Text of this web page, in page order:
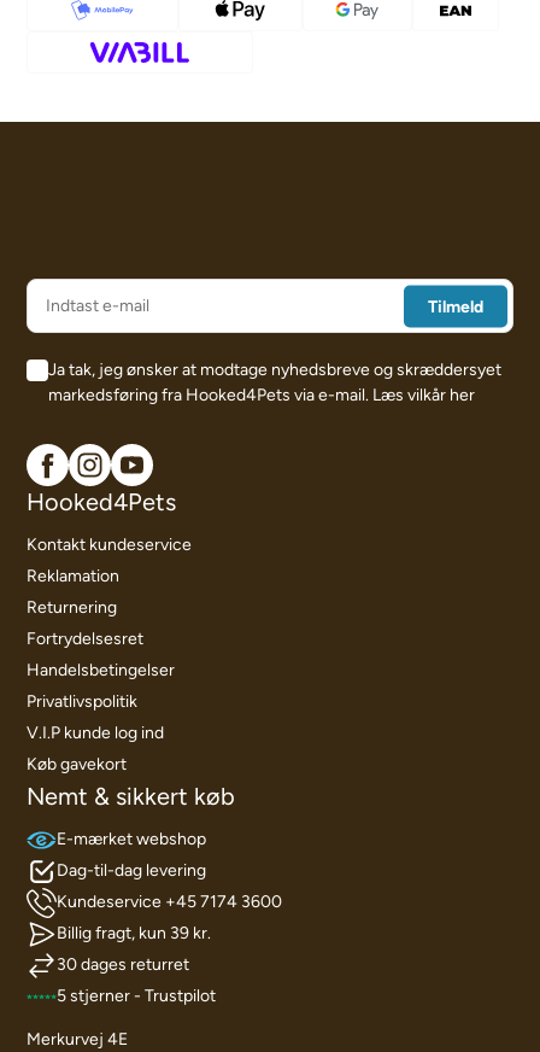
Ja tak, jeg ønsker at modtage nyhedsbreve og skræddersyet
markedsføring fra Hooked4Pets via e-mail. Læs vilkår her
Hooked4Pets
Kontakt kundeservice
Reklamation
Returnering
Fortrydelsesret
Handelsbetingelser
Privatlivspolitik
V.I.P kunde log ind
Køb gavekort
Nemt & sikkert køb
E-mærket webshop
Dag-til-dag levering
Kundeservice +45 7174 3600
Billig fragt, kun 39 kr.
30 dages returret
5 stjerner - Trustpilot
Merkurvej 4E